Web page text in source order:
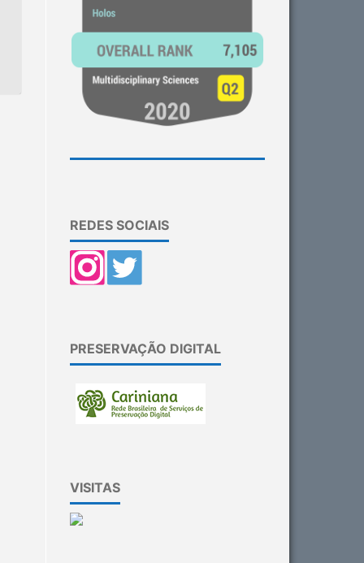
REDES SOCIAIS
PRESERVAÇÃO DIGITAL
VISITAS